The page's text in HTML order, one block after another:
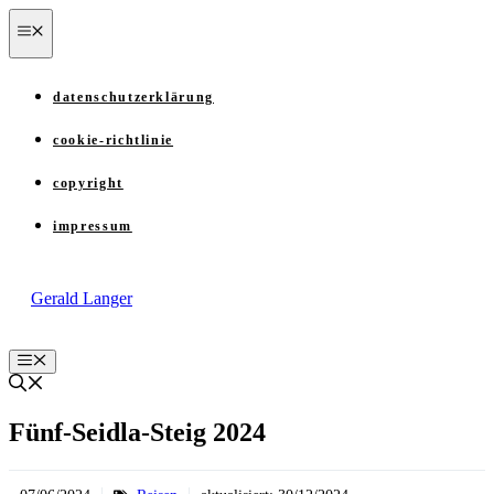
Zum
Inhalt
springen
datenschutzerklärung
cookie-richtlinie
copyright
impressum
Gerald Langer
Menü
Fünf-Seidla-Steig 2024